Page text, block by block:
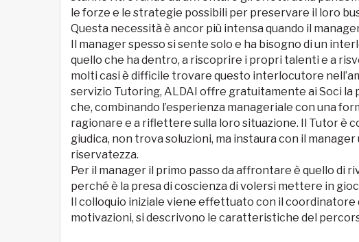
le forze e le strategie possibili per preservare il loro
Questa necessità è ancor più intensa quando il
Il manager spesso si sente solo e ha bisogno di un
quello che ha dentro, a riscoprire i propri talenti e a
molti casi è difficile trovare questo interlocutore
servizio Tutoring, ALDAI offre gratuitamente ai Soci la
che, combinando l’esperienza manageriale con una
ragionare e a riflettere sulla loro situazione. Il Tutor è
giudica, non trova soluzioni, ma instaura con il
riservatezza.
Per il manager il primo passo da affrontare è quello di
perché è la presa di coscienza di volersi mettere in
Il colloquio iniziale viene effettuato con il coordinatore
motivazioni, si descrivono le caratteristiche del